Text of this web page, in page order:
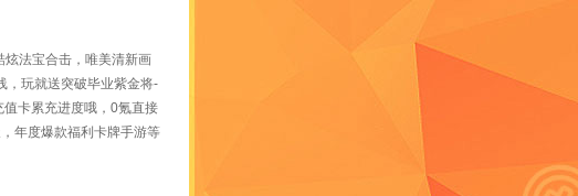
法宝合击，唯美清新画
，玩就送突破毕业紫金将-
卡累充进度哦，0氪直接
年度爆款福利卡牌手游等